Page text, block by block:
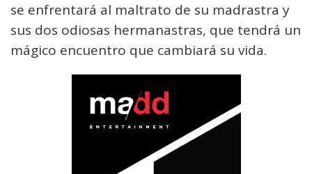
se enfrentará al maltrato de su madrastra y
sus dos odiosas hermanastras, que tendrá un
mágico encuentro que cambiará su vida.